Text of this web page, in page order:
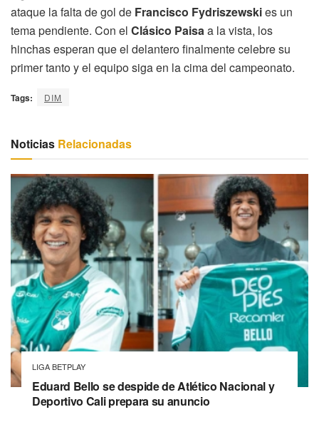
ataque la falta de gol de Francisco Fydriszewskies un
tema pendiente. Con el Clásico Paisaa la vista, los
hinchas esperan que el delantero finalmente celebre su
primer tanto y el equipo siga en la cima del campeonato.
Tags: DIM
Noticias Relacionadas
LIGA BETPLAY
Eduard Bello se despide de Atlético Nacional y
Deportivo Cali prepara su anuncio